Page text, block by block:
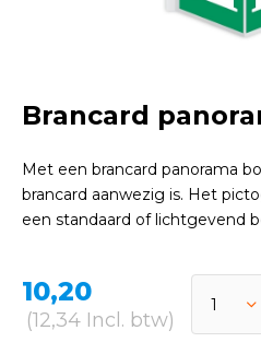
Brancard
Met een brancard panorama
brancard aanwezig is. Het
een standaard of lichtgevend
10,20
(12,34 Incl. btw)